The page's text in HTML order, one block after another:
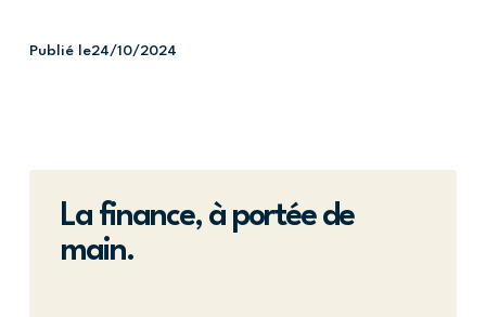
Publié le24/10/2024
La finance, à portée de
main.